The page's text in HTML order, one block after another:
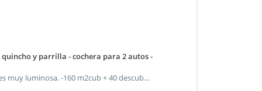
y parrilla - cochera para 2 autos -
Excelente duplex en la zona de boedo, toda la propiedad es muy luminosa. -160 m2cub + 40 descub. - Construido sobre un lote de 30 mts. - En la zona de boedo - dispone de un muy buen mantenimiento a full full - -garage en desnivel para 2 autos - -4 ambientes amplios -3 baños. 1 en suite - -6 aires acondic. - -Cocina comedor hecha a nuevo -amplio patio - quincho con parrilla con gran confort - permuta: existe la posibilidad de tomar un dto, en caballito de 3 ambientes amplio - moderno - con cochera